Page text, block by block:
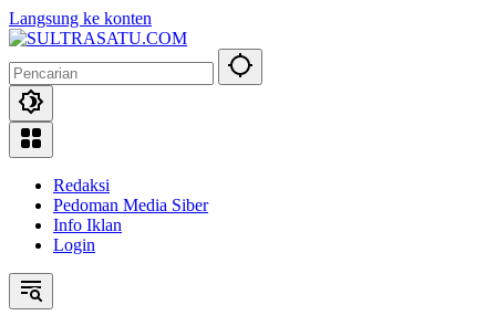
Langsung ke konten
Redaksi
Pedoman Media Siber
Info Iklan
Login